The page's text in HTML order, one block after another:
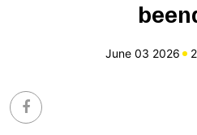
June 03 2026